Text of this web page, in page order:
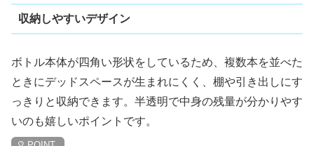
収納しやすいデザイン
ボトル本体が四角い形状をしているため、複数本を並べた
ときにデッドスペースが生まれにくく、棚や引き出しにす
っきりと収納できます。半透明で中身の残量が分かりやす
いのも嬉しいポイントです。